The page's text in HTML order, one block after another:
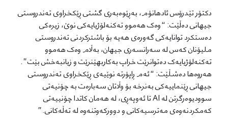
دکتۆر تێدرۆس ئادهانۆم، بەڕێوەبەری گشتی ڕێکخراوی تەندروستی
جیهانی دەڵێت: “وەک هەموو تەکنەلۆژیایەکی نوێ، زیرەکی
دەستکرد توانایەکی گەورەی هەیە بۆ باشترکردنی تەندروستی
ملیۆنان کەس لە سەرانسەری جیهان، بەڵام وەک هەموو
تەکنەلۆژیایەک دەتوانرێت خراپ بەکاربهێنرێت و زیانبەخش بێت”.
هەروەها دەشڵێت: “ئەم ڕاپۆرتە نوێیەی ڕێکخراوی تەندروستی
جیهانی ڕێنماییەکی بەنرخە بۆ وڵاتان سەبارەت بە چۆنیەتی
سوودیوەرگرتن لە AI تا ئەوپەڕی، لە هەمان کاتدا چۆنییەتی
کەمکردنەوەی مەترسیەکانی و دوورکەوتنەوە لە تەڵەکانی.”